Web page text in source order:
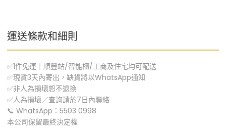
運送條款和細則
✅1件免運｜順豐站/智能櫃/工商及住宅均可配送
✅現貨3天內寄出，缺貨將以WhatsApp通知
✅非人為損壞恕不退換
✅人為損壞／查詢請於7日內聯絡
📞 WhatsApp：5503 0998
本公司保留最終決定權